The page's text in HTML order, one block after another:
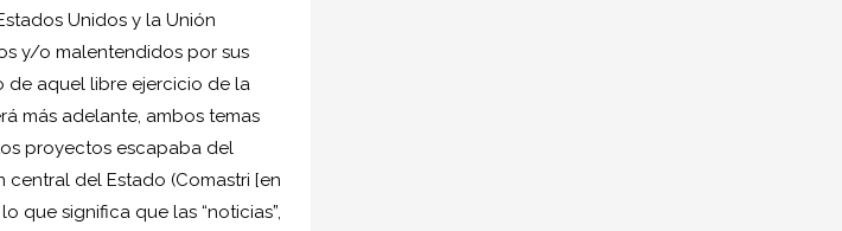
Unidos y la Unión
y/o malentendidos por sus
de aquel libre ejercicio de la
más adelante, ambos temas
proyectos escapaba del
del Estado (Comastri [en
que significa que las “noticias”,